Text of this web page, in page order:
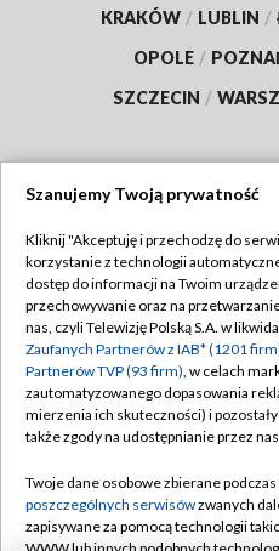
KRAKÓW / LUBLIN /
OPOLE /
SZCZECIN /
Abonament TVP
Emisja w TVP
Centrum informacji TVP
Naziemna Telewizja
Rada Programowa
System NOS
Polityka
Moje
Szanujemy Twoją prywatność
Kliknij "Akceptuję i przechodzę do
korzystanie z technologii
dostęp do informacji na Twoim
przechowywanie oraz na
nas, czyli Telewizję Polską S.A. w
Zaufanych Partnerów z IAB* (1201
Partnerów TVP (93 firm), w celach
zautomatyzowanego dopasowania
mierzenia ich skuteczności) i
także zgody na udostępnianie przez
Twoje dane osobowe zbierane
poszczególnych serwisówzwanych
zapisywane za pomocą technologii